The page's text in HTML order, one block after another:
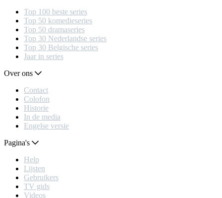
Top 100 beste series
Top 50 komedieseries
Top 50 dramaseries
Top 30 Nederlandse series
Top 30 Belgische series
Jaar in series
Over ons
Contact
Colofon
Historie
In de media
Engelse versie
Pagina's
Help
Lijsten
Gebruikers
TV gids
Videos